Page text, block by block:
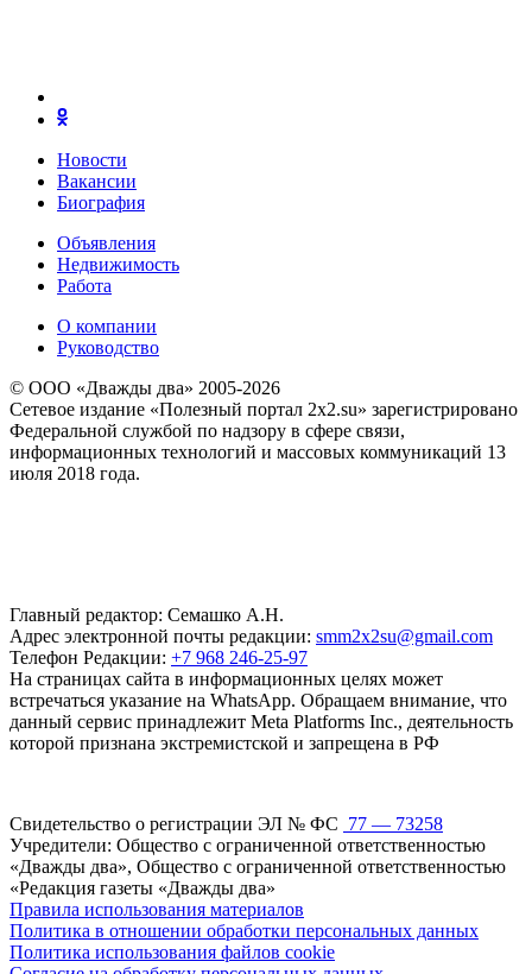
Новости
Вакансии
Биография
Объявления
Недвижимость
Работа
О компании
Руководство
© ООО «Дважды два» 2005-2026
Сетевое издание «Полезный портал 2x2.su» зарегистрировано
Федеральной службой по надзору в сфере связи,
информационных технологий и массовых коммуникаций 13
июля 2018 года.
Главный редактор: Семашко А.Н.
Адрес электронной почты редакции: smm2x2su@gmail.com
Телефон Редакции: +7 968 246-25-97
На страницах сайта в информационных целях может
встречаться указание на WhatsApp. Обращаем внимание, что
данный сервис принадлежит Meta Platforms Inc., деятельность
которой признана экстремистской и запрещена в РФ
Свидетельство о регистрации ЭЛ № ФС 77 — 73258
Учредители: Общество с ограниченной ответственностью
«Дважды два», Общество с ограниченной ответственностью
«Редакция газеты «Дважды два»
Правила использования материалов
Политика в отношении обработки персональных данных
Политика использования файлов cookie